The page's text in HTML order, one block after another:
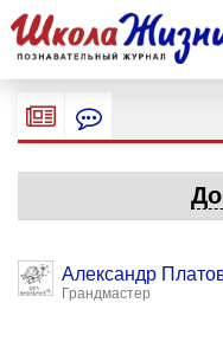
Александр
Грандмастер